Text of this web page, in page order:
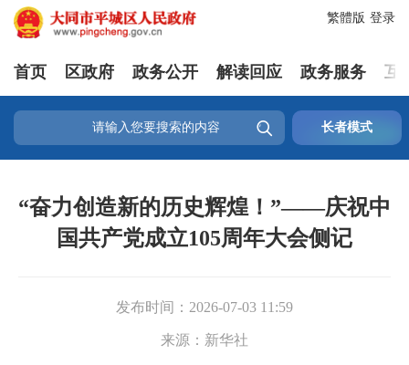
登录
繁體版
首页 区政府 政务公开 解读回应 政务服务 互
 长者模式
“奋力创造新的历史辉煌！”——庆祝中
国共产党成立105周年大会侧记
发布时间： 2026-07-03 11:59
来源： 新华社